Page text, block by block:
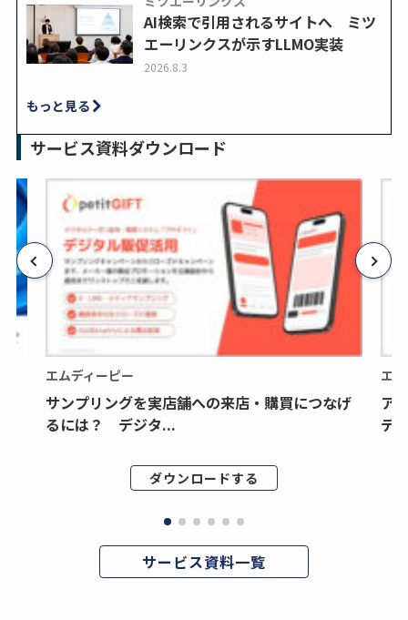
AI検索で引用されるサイトへ ミツ
エーリンクスが示すLLMO実装
2026.8.3
もっと見る
サービス資料ダウンロード
エムディーピー
サンプリングを実店舗への来店・購買につなげ
るには？ デジタ...
ダウンロードする
エ
ア
デ
サービス資料一覧